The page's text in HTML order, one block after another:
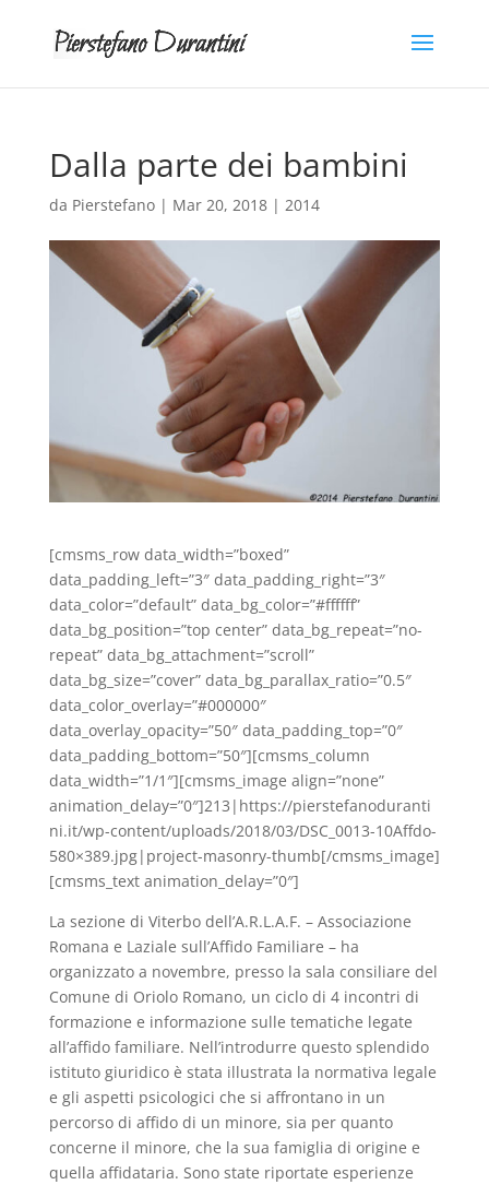
Dalla parte dei bambini
da Pierstefano| Mar 20, 2018| 2014
[cmsms_row data_width=”boxed”
data_padding_left=”3″ data_padding_right=”3″
data_color=”default” data_bg_color=”#ffffff”
data_bg_position=”top center” data_bg_repeat=”no-
repeat” data_bg_attachment=”scroll”
data_bg_size=”cover” data_bg_parallax_ratio=”0.5″
data_color_overlay=”#000000″
data_overlay_opacity=”50″ data_padding_top=”0″
data_padding_bottom=”50″][cmsms_column
data_width=”1/1″][cmsms_image align=”none”
animation_delay=”0″]213|https://pierstefanoduranti
ni.it/wp-content/uploads/2018/03/DSC_0013-10Affdo-
580×389.jpg|project-masonry-thumb[/cmsms_image]
[cmsms_text animation_delay=”0″]
La sezione di Viterbo dell’A.R.L.A.F. – Associazione
Romana e Laziale sull’Affido Familiare – ha
organizzato a novembre, presso la sala consiliare del
Comune di Oriolo Romano, un ciclo di 4 incontri di
formazione e informazione sulle tematiche legate
all’affido familiare. Nell’introdurre questo splendido
istituto giuridico è stata illustrata la normativa legale
e gli aspetti psicologici che si affrontano in un
percorso di affido di un minore, sia per quanto
concerne il minore, che la sua famiglia di origine e
quella affidataria. Sono state riportate esperienze